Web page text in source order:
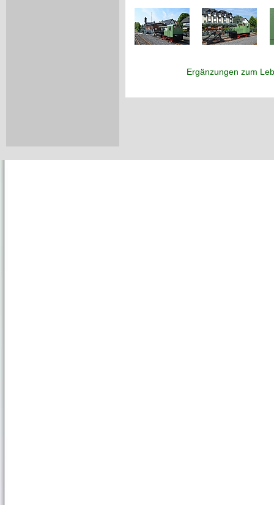
Ergänzungen zum